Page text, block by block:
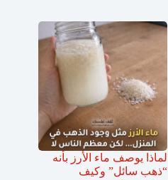
لماذا يوصف ماء الأرز بأنه
“ذهب سائل” وكيف